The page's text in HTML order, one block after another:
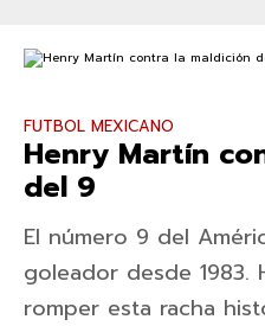
FUTBOL MEXICANO
Henry Martín
del 9
El número 9 del
goleador desde 1983.
romper esta racha